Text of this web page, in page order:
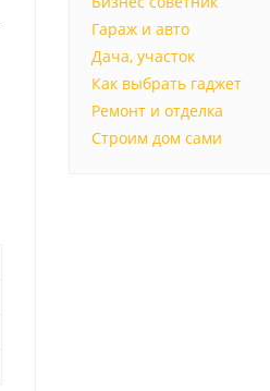
Гараж и авто
Дача, участок
Как выбрать гаджет
Ремонт и отделка
Строим дом сами